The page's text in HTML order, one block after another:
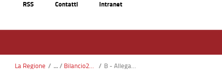
RSS Contatti Intranet
La Regione / Bilancio2015(test) / B - Allegato A - Bilancio di Direzione 2015-2017